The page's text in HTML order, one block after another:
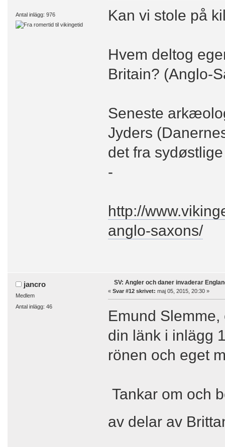
Antal inlägg: 976 Kan vi stole på
Hvem deltog
Britain? (Anglo-
Seneste
Jyders
det fra
-
http://
anglo-saxons/
jancro
Medlem
Antal inlägg: 46
SV: Angler och daner invaderar
« Svar #12 skrivet: maj 05, 2015, 20:30 »
Emund
din länk i inlägg
rönen och eget
Tankar om och
av delar av